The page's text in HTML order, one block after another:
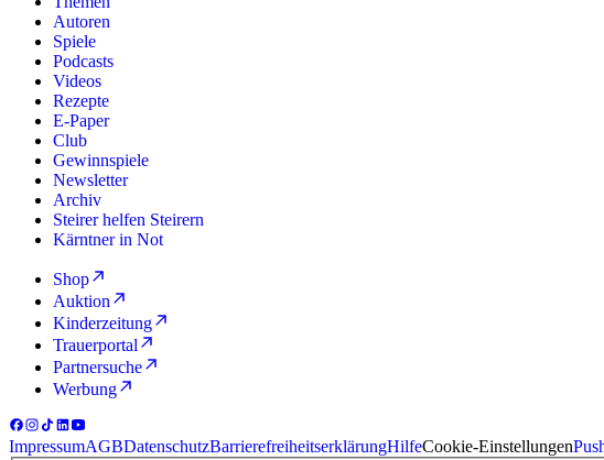
Autoren
Spiele
Podcasts
Videos
Rezepte
E-Paper
Club
Gewinnspiele
Newsletter
Archiv
Steirer helfen Steirern
Kärntner in Not
Shop
Auktion
Kinderzeitung
Trauerportal
Partnersuche
Werbung
ImpressumAGBDatenschutzBarrierefreiheitserklärungHilfeCookie-Einstellungen